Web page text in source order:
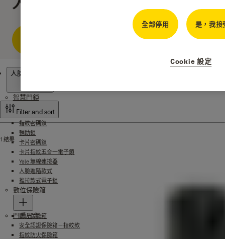
品
人臉進階款式
智慧門鎖
指紋密碼鎖
輔助鎖
卡片密碼鎖
卡片指紋五合一電子鎖
Yale 無線連接器
人臉進階款式
推拉款式電子鎖
數位保險箱
防火保險箱
安全認證保險箱－指紋款
指紋防火保險箱
門扇五金
Filter and sort
1 結果
全部停用 是，我接
Cookie 設定